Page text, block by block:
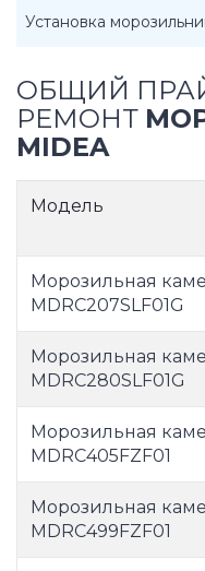
Установка
ОБЩИЙ
РЕМОНТ
MIDEA
Модель
Морозильная
MDRC207SLF01G
Морозильная
MDRC280SLF01G
Морозильная
MDRC405FZF01
Морозильная
MDRC499FZF01